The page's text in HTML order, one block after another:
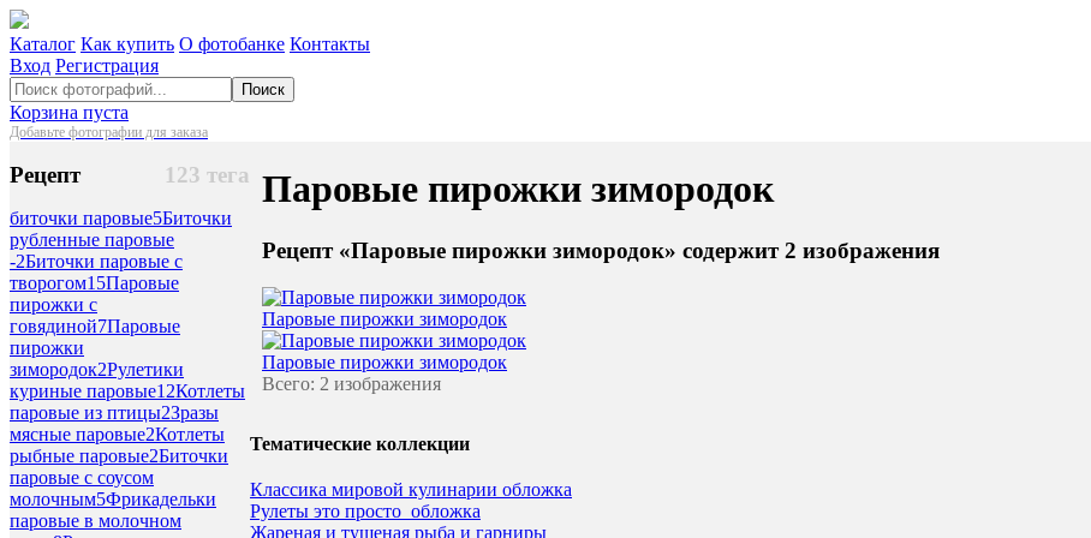
Каталог Как купить О фотобанке Контакты
Вход Регистрация
Поиск
Корзина пуста
Добавьте фотографии для заказа
123 тега
Рецепт
биточки паровые5Биточки
рубленные паровые
-2Биточки паровые с
творогом15Паровые
пирожки с
говядиной7Паровые
пирожки
зимородок2Рулетики
куриные паровые12Котлеты
паровые из птицы2Зразы
мясные паровые2Котлеты
рыбные паровые2Биточки
паровые с соусом
молочным5Фрикадельки
паровые в молочном
Паровые пирожки зимородок
Рецепт «Паровые пирожки зимородок» содержит 2 изображения
Паровые пирожки зимородок
Паровые пирожки зимородок
Всего: 2 изображения
Тематические коллекции
Классика мировой кулинарии обложка
Рулеты это просто_обложка
Жареная и тушеная рыба и гарниры